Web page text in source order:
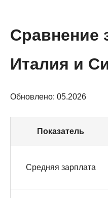
Сравнение
Италия и
Обновлено: 05.2026
Показатель
Средняя зарплата